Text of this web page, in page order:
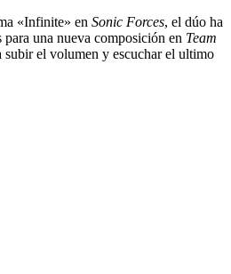
«Infinite» en Sonic Forces, el dúo ha
una nueva composición en Team
subir el volumen y escuchar el ultimo